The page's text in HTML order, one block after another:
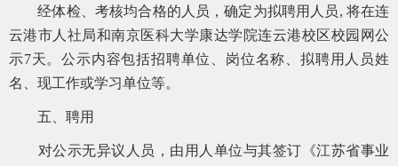
经体检、考核均合格的人员，确定为拟聘用人员, 将在连
云港市人社局和南京医科大学康达学院连云港校区校园网公
示7天。公示内容包括招聘单位、岗位名称、拟聘用人员姓
名、现工作或学习单位等。
五、聘用
对公示无异议人员，由用人单位与其签订《江苏省事业